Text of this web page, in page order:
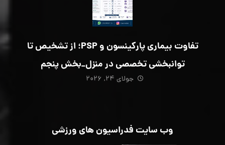
تفاوت بیماری پارکینسون و PSP؛ از تشخیص تا
توانبخشی تخصصی در منزل_بخش پنجم
جولای ۲۴, ۲۰۲۶
وب سایت فدراسیون های ورزشی